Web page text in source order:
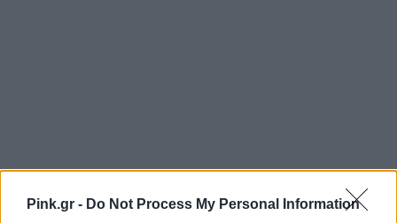
Pink.gr - Do Not Process My Personal Information